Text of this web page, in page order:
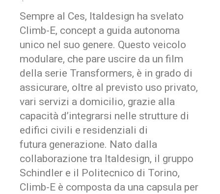
Sempre al Ces, Italdesign ha svelato
Climb-E, concept a guida autonoma
unico nel suo genere. Questo veicolo
modulare, che pare uscire da un film
della serie Transformers, è in grado di
assicurare, oltre al previsto uso privato,
vari servizi a domicilio, grazie alla
capacità d’integrarsi nelle strutture di
edifici civili e residenziali di
futura generazione. Nato dalla
collaborazione tra Italdesign, il gruppo
Schindler e il Politecnico di Torino,
Climb-E è composta da una capsula per